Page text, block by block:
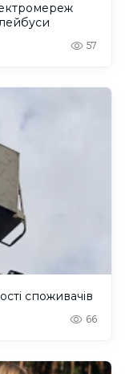
57
споживачів
66